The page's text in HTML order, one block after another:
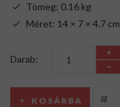
Tömeg: 0.16 kg
Méret: 14 × 7 × 4.7 cm
Darab:
KOSÁRBA